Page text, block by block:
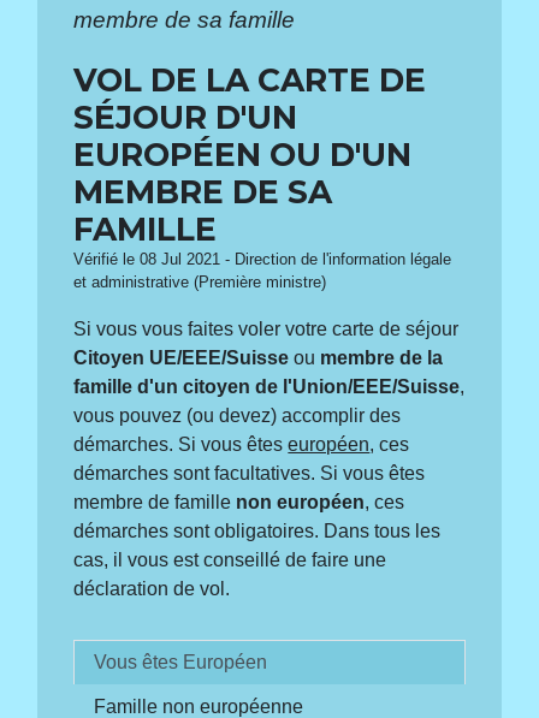
membre de sa famille
VOL DE LA CARTE DE
SÉJOUR D'UN
EUROPÉEN OU D'UN
MEMBRE DE SA
FAMILLE
Vérifié le 08 Jul 2021 - Direction de l'information légale
et administrative (Première ministre)
Si vous vous faites voler votre carte de séjour
Citoyen UE/EEE/Suisse ou membre de la
famille d'un citoyen de l'Union/EEE/Suisse,
vous pouvez (ou devez) accomplir des
démarches. Si vous êteseuropéen, ces
démarches sont facultatives. Si vous êtes
membre de famille non européen, ces
démarches sont obligatoires. Dans tous les
cas, il vous est conseillé de faire une
déclaration de vol.
Vous êtes Européen
Famille non européenne